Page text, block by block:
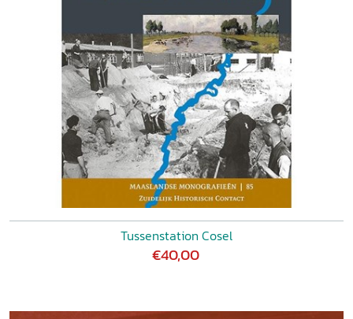
Tussenstation Cosel
€40,00